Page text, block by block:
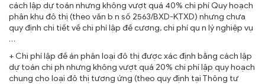
cách lập dự toán nhưng không vượt quá 40% chi phí Quy hoạch
phân khu đô thị (theo văn b n số 2563/BXD-KTXD) nhưng chưa
quy định chi tiết về chi phí lập đề cương, chi phí qu n lý nghiệp vụ
…
+ Chi phí lập đề án phân loại đô thị được xác định bằng cách lập
dự toán chi ph nhưng không vượt quá 20% chi phí lập quy hoạch
chung cho loại đô thị tương ứng (theo quy định tại Thông tư